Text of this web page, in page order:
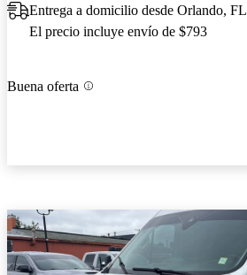
Entrega a domicilio desde Orlando, FL
El precio incluye envío de $793
Buena oferta